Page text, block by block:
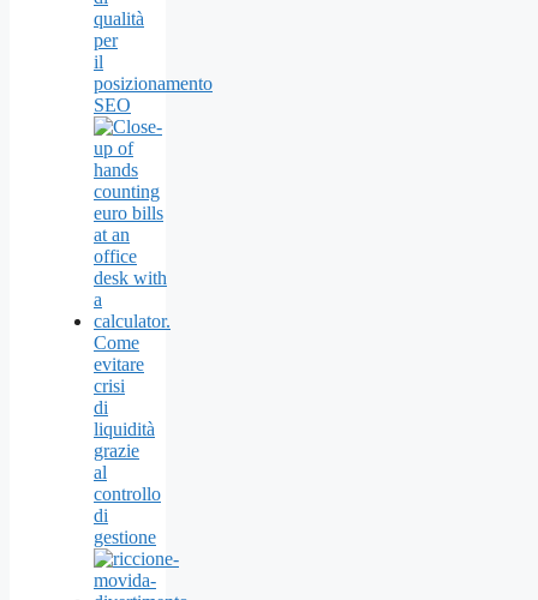
qualità
per
il
posizionamento
SEO
Come
evitare
crisi
di
liquidità
grazie
al
controllo
di
gestione